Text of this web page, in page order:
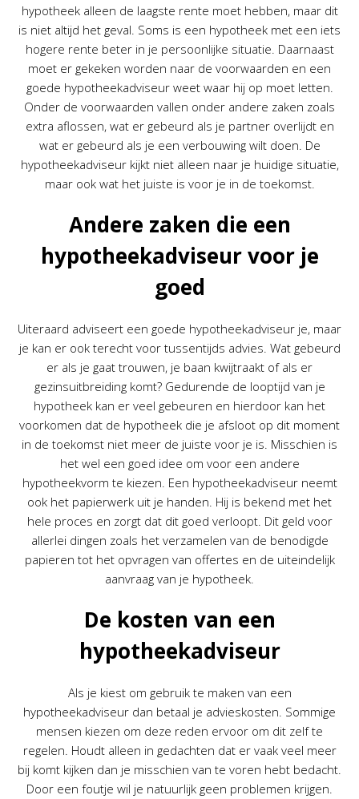
hypotheek alleen de laagste rente moet hebben, maar dit
is niet altijd het geval. Soms is een hypotheek met een iets
hogere rente beter in je persoonlijke situatie. Daarnaast
moet er gekeken worden naar de voorwaarden en een
goede hypotheekadviseur weet waar hij op moet letten.
Onder de voorwaarden vallen onder andere zaken zoals
extra aflossen, wat er gebeurd als je partner overlijdt en
wat er gebeurd als je een verbouwing wilt doen. De
hypotheekadviseur kijkt niet alleen naar je huidige situatie,
maar ook wat het juiste is voor je in de toekomst.
Andere zaken die een
hypotheekadviseur voor je
goed
Uiteraard adviseert een goede hypotheekadviseur je, maar
je kan er ook terecht voor tussentijds advies. Wat gebeurd
er als je gaat trouwen, je baan kwijtraakt of als er
gezinsuitbreiding komt? Gedurende de looptijd van je
hypotheek kan er veel gebeuren en hierdoor kan het
voorkomen dat de hypotheek die je afsloot op dit moment
in de toekomst niet meer de juiste voor je is. Misschien is
het wel een goed idee om voor een andere
hypotheekvorm te kiezen. Een hypotheekadviseur neemt
ook het papierwerk uit je handen. Hij is bekend met het
hele proces en zorgt dat dit goed verloopt. Dit geld voor
allerlei dingen zoals het verzamelen van de benodigde
papieren tot het opvragen van offertes en de uiteindelijk
aanvraag van je hypotheek.
De kosten van een
hypotheekadviseur
Als je kiest om gebruik te maken van een
hypotheekadviseur dan betaal je advieskosten. Sommige
mensen kiezen om deze reden ervoor om dit zelf te
regelen. Houdt alleen in gedachten dat er vaak veel meer
bij komt kijken dan je misschien van te voren hebt bedacht.
Door een foutje wil je natuurlijk geen problemen krijgen.